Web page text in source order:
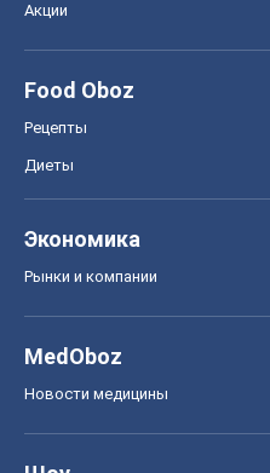
Акции
Food Oboz
Рецепты
Диеты
Экономика
Рынки и компании
MedOboz
Новости медицины